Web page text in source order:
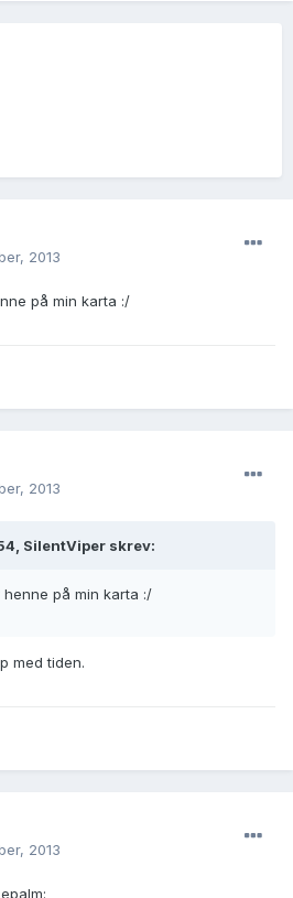
2013
på min karta :/
2013
SilentViper skrev:
på min karta :/
med tiden.
2013